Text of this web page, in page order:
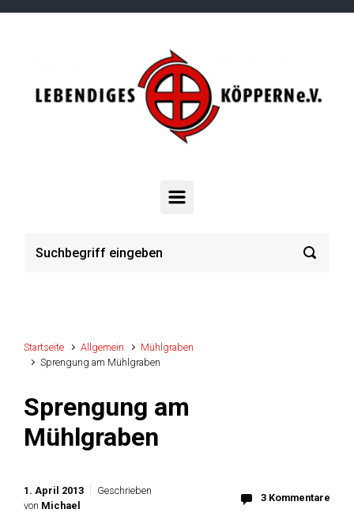
Zum Hauptinhalt springen
Startseite Allgemein
Mühlgraben
Sprengung am Mühlgraben
Sprengung am
Mühlgraben
1. April 2013
Geschrieben
von Michael
3 Kommentare